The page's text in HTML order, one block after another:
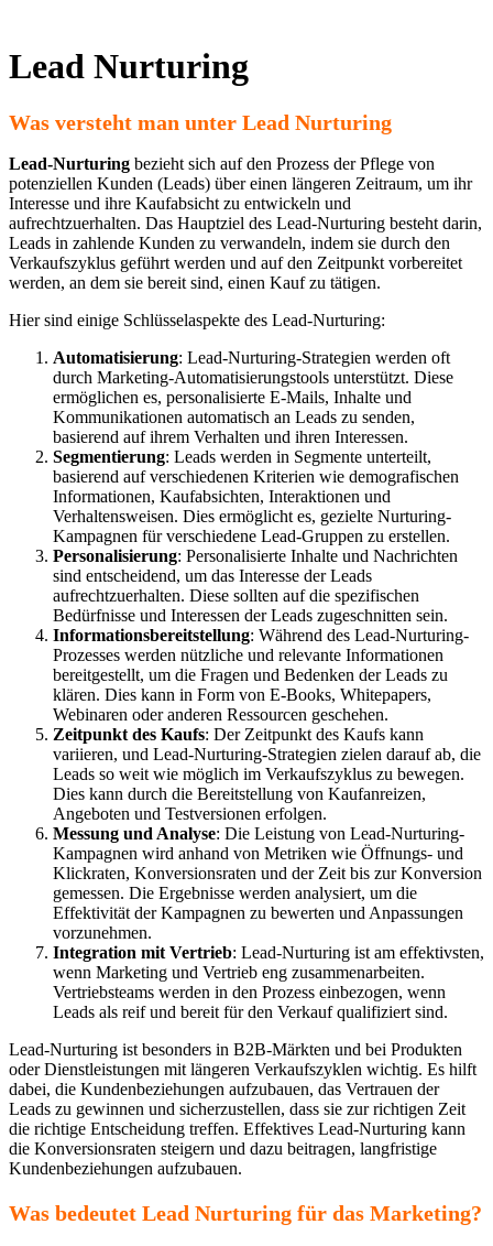
Lead Nurturing
Was versteht man unter Lead Nurturing
Lead-Nurturing bezieht sich auf den Prozess der Pflege von
potenziellen Kunden (Leads) über einen längeren Zeitraum, um ihr
Interesse und ihre Kaufabsicht zu entwickeln und
aufrechtzuerhalten. Das Hauptziel des Lead-Nurturing besteht darin,
Leads in zahlende Kunden zu verwandeln, indem sie durch den
Verkaufszyklus geführt werden und auf den Zeitpunkt vorbereitet
werden, an dem sie bereit sind, einen Kauf zu tätigen.
Hier sind einige Schlüsselaspekte des Lead-Nurturing:
Automatisierung: Lead-Nurturing-Strategien werden oft
durch Marketing-Automatisierungstools unterstützt. Diese
ermöglichen es, personalisierte E-Mails, Inhalte und
Kommunikationen automatisch an Leads zu senden,
basierend auf ihrem Verhalten und ihren Interessen.
Segmentierung: Leads werden in Segmente unterteilt,
basierend auf verschiedenen Kriterien wie demografischen
Informationen, Kaufabsichten, Interaktionen und
Verhaltensweisen. Dies ermöglicht es, gezielte Nurturing-
Kampagnen für verschiedene Lead-Gruppen zu erstellen.
Personalisierung: Personalisierte Inhalte und Nachrichten
sind entscheidend, um das Interesse der Leads
aufrechtzuerhalten. Diese sollten auf die spezifischen
Bedürfnisse und Interessen der Leads zugeschnitten sein.
Informationsbereitstellung: Während des Lead-Nurturing-
Prozesses werden nützliche und relevante Informationen
bereitgestellt, um die Fragen und Bedenken der Leads zu
klären. Dies kann in Form von E-Books, Whitepapers,
Webinaren oder anderen Ressourcen geschehen.
Zeitpunkt des Kaufs: Der Zeitpunkt des Kaufs kann
variieren, und Lead-Nurturing-Strategien zielen darauf ab, die
Leads so weit wie möglich im Verkaufszyklus zu bewegen.
Dies kann durch die Bereitstellung von Kaufanreizen,
Angeboten und Testversionen erfolgen.
Messung und Analyse: Die Leistung von Lead-Nurturing-
Kampagnen wird anhand von Metriken wie Öffnungs- und
Klickraten, Konversionsraten und der Zeit bis zur Konversion
gemessen. Die Ergebnisse werden analysiert, um die
Effektivität der Kampagnen zu bewerten und Anpassungen
vorzunehmen.
Integration mit Vertrieb: Lead-Nurturing ist am effektivsten,
wenn Marketing und Vertrieb eng zusammenarbeiten.
Vertriebsteams werden in den Prozess einbezogen, wenn
Leads als reif und bereit für den Verkauf qualifiziert sind.
Lead-Nurturing ist besonders in B2B-Märkten und bei Produkten
oder Dienstleistungen mit längeren Verkaufszyklen wichtig. Es hilft
dabei, die Kundenbeziehungen aufzubauen, das Vertrauen der
Leads zu gewinnen und sicherzustellen, dass sie zur richtigen Zeit
die richtige Entscheidung treffen. Effektives Lead-Nurturing kann
die Konversionsraten steigern und dazu beitragen, langfristige
Kundenbeziehungen aufzubauen.
Was bedeutet Lead Nurturing für das Marketing?